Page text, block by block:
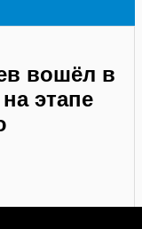
вошёл в
этапе